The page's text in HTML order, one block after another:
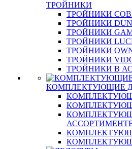
ТРОЙНИКИ
ТРОЙНИКИ
ТРОЙНИКИ
ТРОЙНИКИ
ТРОЙНИКИ
ТРОЙНИКИ
ТРОЙНИКИ
ТРОЙНИКИ В
КОМПЛЕКТУЮЩИЕ